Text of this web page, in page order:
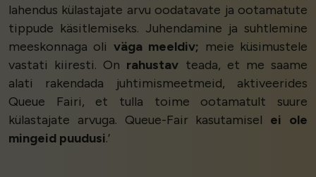
lahendus külastajate arvu oodatavate ja ootamatute
tippude käsitlemiseks. Juhendamine ja suhtlemine
meeskonnaga oli väga meeldiv; meie küsimustele
vastati kiiresti. On rahustav teada, et me saame
alati rakendada juhtimismeetmeid, aktiveerides
Queue Fairi, et tulla toime ootamatult suure
külastajate arvuga. Queue-Fair kasutamisel ei ole
mingeid puudusi.’